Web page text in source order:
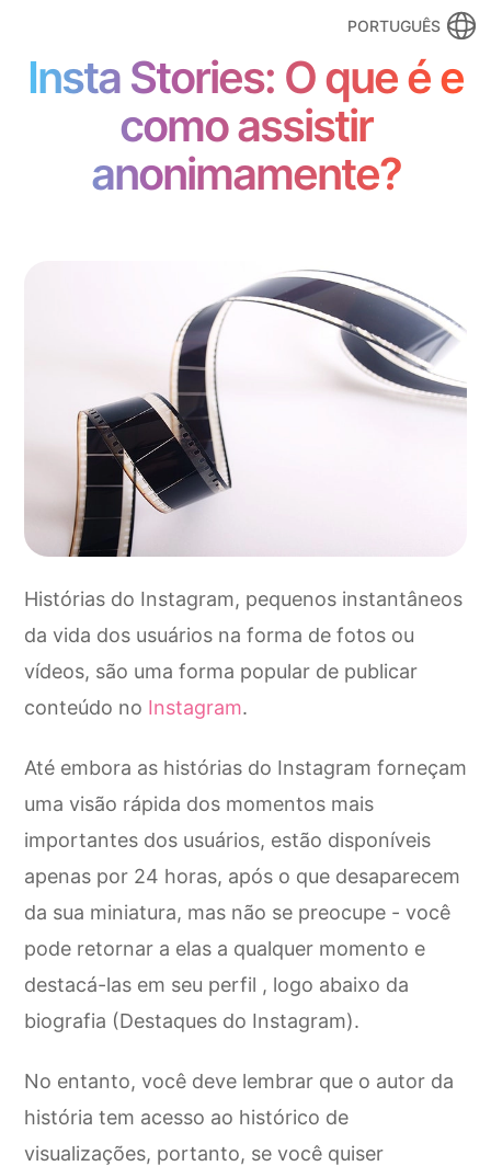
PORTUGUÊS
Insta Stories: O que é e
como assistir
anonimamente?
Histórias do Instagram, pequenos instantâneos
da vida dos usuários na forma de fotos ou
vídeos, são uma forma popular de publicar
conteúdo no Instagram.
Até embora as histórias do Instagram forneçam
uma visão rápida dos momentos mais
importantes dos usuários, estão disponíveis
apenas por 24 horas, após o que desaparecem
da sua miniatura, mas não se preocupe - você
pode retornar a elas a qualquer momento e
destacá-las em seu perfil , logo abaixo da
biografia (Destaques do Instagram).
No entanto, você deve lembrar que o autor da
história tem acesso ao histórico de
visualizações, portanto, se você quiser